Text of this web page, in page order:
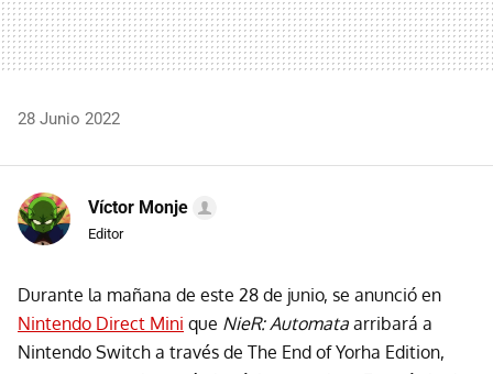
28 Junio 2022
Víctor Monje
Editor
Durante la mañana de este 28 de junio, se anunció en
Nintendo Direct Mini que NieR: Automata arribará a
Nintendo Switch a través de The End of Yorha Edition,